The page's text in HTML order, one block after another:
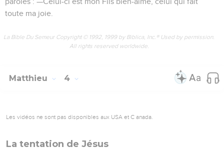
y soit tenté par le diable.
Le tentateur s’approcha et lui dit : —Si tu es le Fils de Dieu,
Mais Jésus répondit : —Il est écrit : L’homme n’a pas
seulement besoin de pain pour vivre, mais aussi de toute
Alors le diable le transporta dans la cité sainte, le plaça sur
et lui dit : —Si tu es le Fils de Dieu, lance-toi dans le vide,